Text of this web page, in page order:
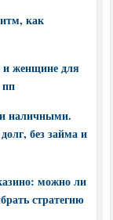
как
и женщине для
пп
наличными.
без займа и
можно ли
стратегию